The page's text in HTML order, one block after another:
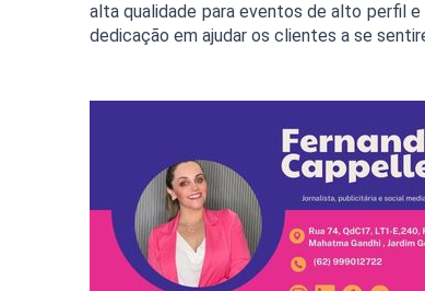
alta qualidade para eventos de alto perfil
dedicação em ajudar os clientes a se